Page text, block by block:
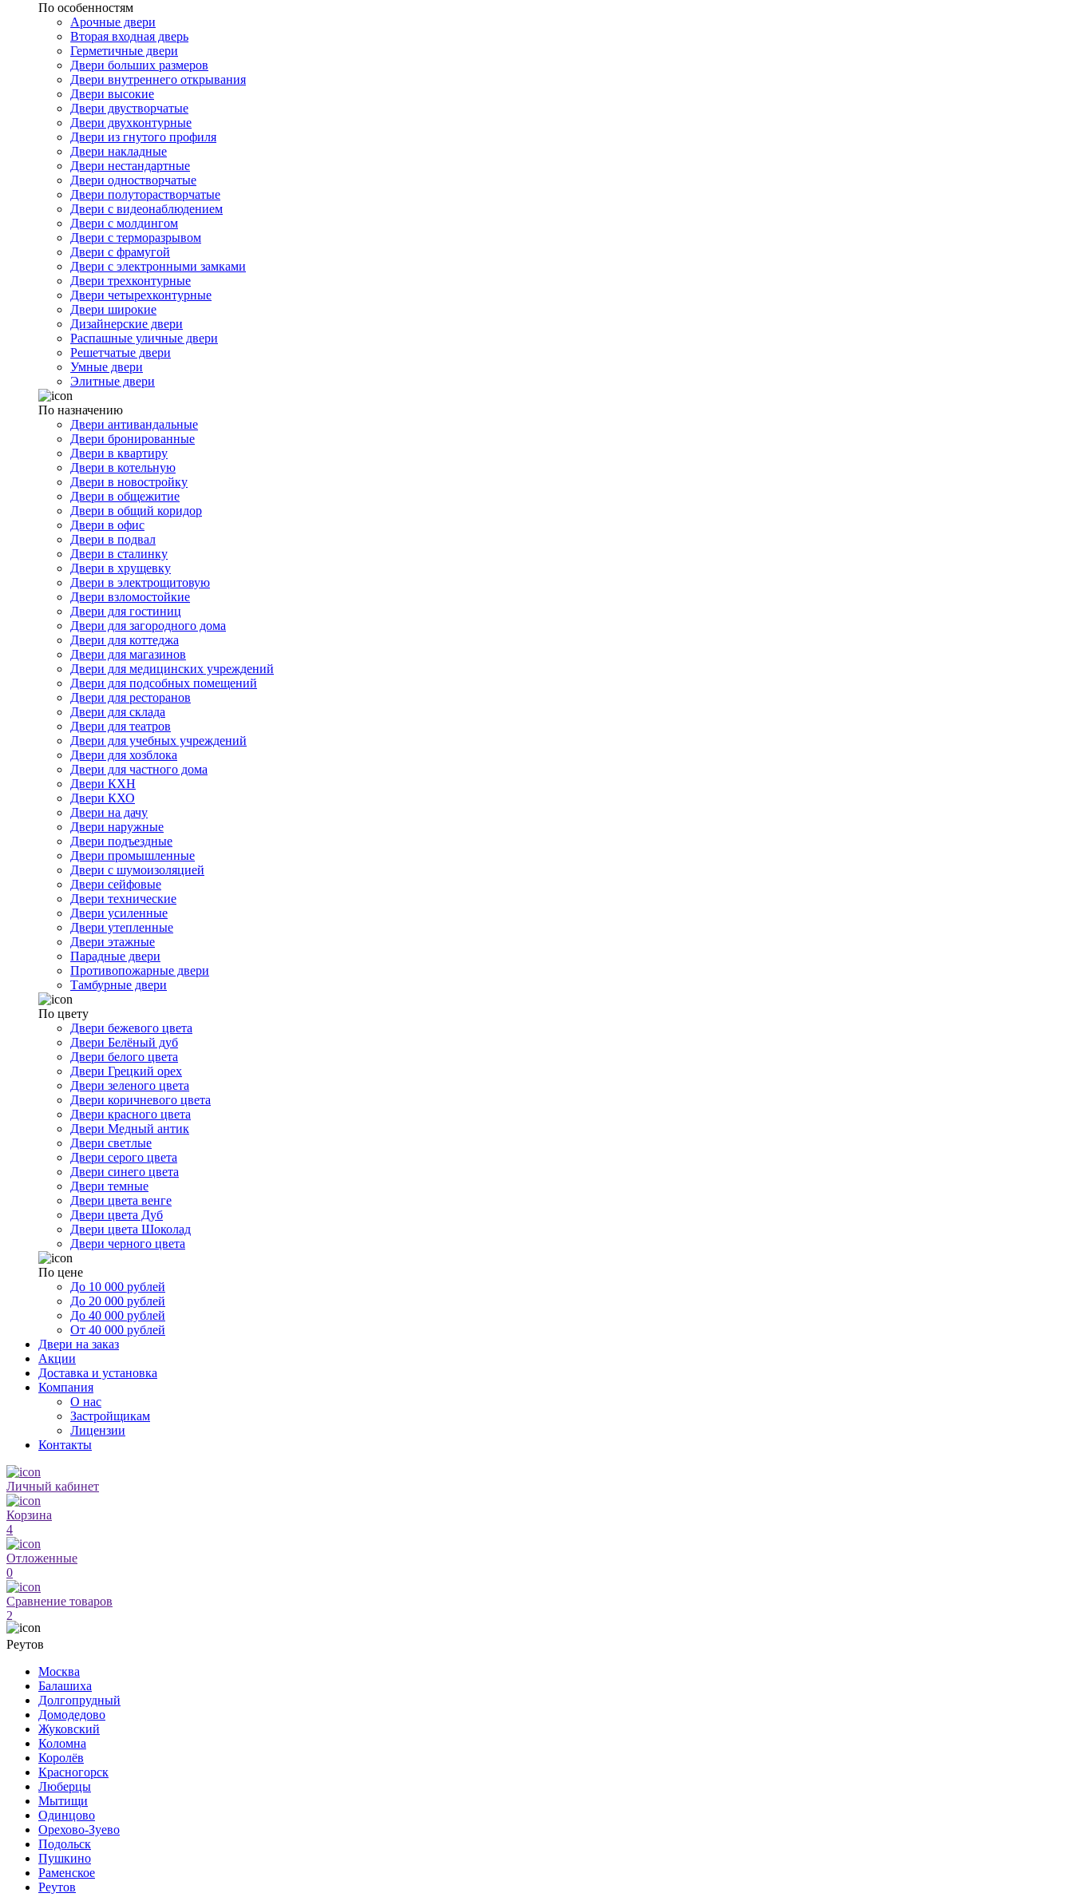
По особенностям
Арочные двери
Вторая входная дверь
Герметичные двери
Двери больших размеров
Двери внутреннего открывания
Двери высокие
Двери двустворчатые
Двери двухконтурные
Двери из гнутого профиля
Двери накладные
Двери нестандартные
Двери одностворчатые
Двери полуторастворчатые
Двери с видеонаблюдением
Двери с молдингом
Двери с терморазрывом
Двери с фрамугой
Двери с электронными замками
Двери трехконтурные
Двери четырехконтурные
Двери широкие
Дизайнерские двери
Распашные уличные двери
Решетчатые двери
Умные двери
Элитные двери
По назначению
Двери антивандальные
Двери бронированные
Двери в квартиру
Двери в котельную
Двери в новостройку
Двери в общежитие
Двери в общий коридор
Двери в офис
Двери в подвал
Двери в сталинку
Двери в хрущевку
Двери в электрощитовую
Двери взломостойкие
Двери для гостиниц
Двери для загородного дома
Двери для коттеджа
Двери для магазинов
Двери для медицинских учреждений
Двери для подсобных помещений
Двери для ресторанов
Двери для склада
Двери для театров
Двери для учебных учреждений
Двери для хозблока
Двери для частного дома
Двери КХН
Двери КХО
Двери на дачу
Двери наружные
Двери подъездные
Двери промышленные
Двери с шумоизоляцией
Двери сейфовые
Двери технические
Двери усиленные
Двери утепленные
Двери этажные
Парадные двери
Противопожарные двери
Тамбурные двери
По цвету
Двери бежевого цвета
Двери Белёный дуб
Двери белого цвета
Двери Грецкий орех
Двери зеленого цвета
Двери коричневого цвета
Двери красного цвета
Двери Медный антик
Двери светлые
Двери серого цвета
Двери синего цвета
Двери темные
Двери цвета венге
Двери цвета Дуб
Двери цвета Шоколад
Двери черного цвета
По цене
До 10 000 рублей
До 20 000 рублей
До 40 000 рублей
От 40 000 рублей
Двери на заказ
Акции
Доставка и установка
Компания
О нас
Застройщикам
Лицензии
Контакты
Личный кабинет
Корзина
4
Отложенные
0
Сравнение товаров
2
Реутов
Москва
Балашиха
Долгопрудный
Домодедово
Жуковский
Коломна
Королёв
Красногорск
Люберцы
Мытищи
Одинцово
Орехово-Зуево
Подольск
Пушкино
Раменское
Реутов